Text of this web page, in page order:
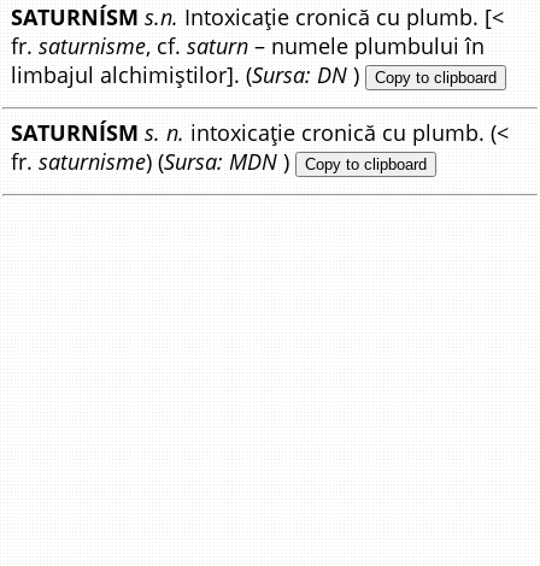
SATURNÍSM s.n. Intoxicație cronică cu plumb. [<
fr.saturnisme, cf.saturn – numele plumbului în
limbajul alchimiștilor]. (Sursa: DN ) Copy to clipboard
SATURNÍSM s. n. intoxicație cronică cu plumb. (<
fr.saturnisme) (Sursa: MDN ) Copy to clipboard